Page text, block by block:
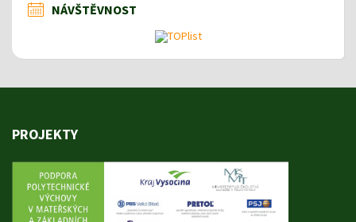
NÁVŠTĚVNOST
PROJEKTY